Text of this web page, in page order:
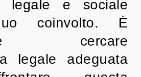
legale e sociale
coinvolto. È
cercare
legale adeguata